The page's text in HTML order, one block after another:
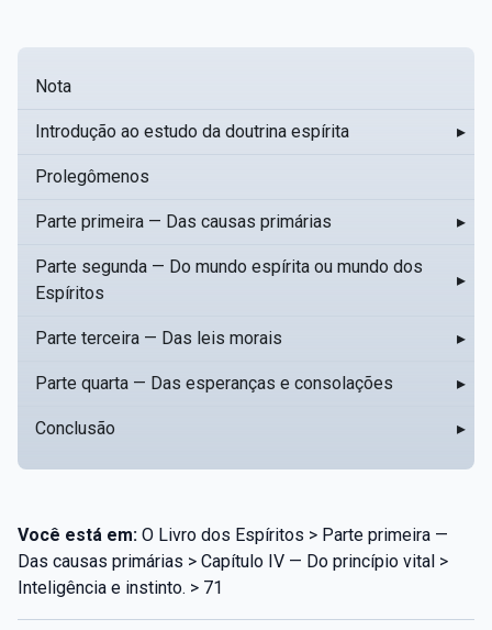
Nota
Introdução ao estudo da doutrina espírita ▸
Prolegômenos
Parte primeira — Das causas primárias ▸
Parte segunda — Do mundo espírita ou mundo dos
Espíritos
▸
Parte terceira — Das leis morais ▸
Parte quarta — Das esperanças e consolações ▸
Conclusão ▸
Você está em: O Livro dos Espíritos > Parte primeira —
Das causas primárias > Capítulo IV — Do princípio vital >
Inteligência e instinto. > 71